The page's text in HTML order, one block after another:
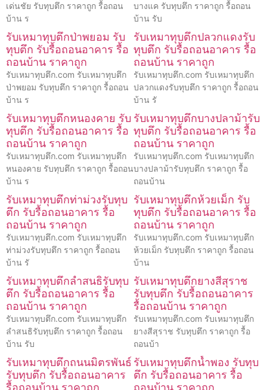
เด่นชัย รับทุบตึก ราคาถูก รื้อถอน
บ้าน ร
บางแค รับทุบตึก ราคาถูก รื้อถอน
บ้าน รับ
รับเหมาทุบตึกป่าพยอม รับ
ทุบตึก รับรื้อถอนอาคาร รื้อ
ถอนบ้าน ราคาถูก
รับเหมาทุบตึก.com รับเหมาทุบตึก
ป่าพยอม รับทุบตึก ราคาถูก รื้อถอน
บ้าน ร
รับเหมาทุบตึกปลวกแดงรับ
ทุบตึก รับรื้อถอนอาคาร รื้อ
ถอนบ้าน ราคาถูก
รับเหมาทุบตึก.com รับเหมาทุบตึก
ปลวกแดงรับทุบตึก ราคาถูก รื้อถอน
บ้าน รั
รับเหมาทุบตึกหนองคาย รับ
ทุบตึก รับรื้อถอนอาคาร รื้อ
ถอนบ้าน ราคาถูก
รับเหมาทุบตึก.com รับเหมาทุบตึก
หนองคาย รับทุบตึก ราคาถูก รื้อถอน
บ้าน ร
รับเหมาทุบตึกบางปลาม้ารับ
ทุบตึก รับรื้อถอนอาคาร รื้อ
ถอนบ้าน ราคาถูก
รับเหมาทุบตึก.com รับเหมาทุบตึก
บางปลาม้ารับทุบตึก ราคาถูก รื้อ
ถอนบ้าน
รับเหมาทุบตึกท่าม่วงรับทุบ
ตึก รับรื้อถอนอาคาร รื้อ
ถอนบ้าน ราคาถูก
รับเหมาทุบตึก.com รับเหมาทุบตึก
ท่าม่วงรับทุบตึก ราคาถูก รื้อถอน
บ้าน รั
รับเหมาทุบตึกห้วยเม็ก รับ
ทุบตึก รับรื้อถอนอาคาร รื้อ
ถอนบ้าน ราคาถูก
รับเหมาทุบตึก.com รับเหมาทุบตึก
ห้วยเม็ก รับทุบตึก ราคาถูก รื้อถอน
บ้าน
รับเหมาทุบตึกลำสนธิรับทุบ
ตึก รับรื้อถอนอาคาร รื้อ
ถอนบ้าน ราคาถูก
รับเหมาทุบตึก.com รับเหมาทุบตึก
ลำสนธิรับทุบตึก ราคาถูก รื้อถอน
บ้าน รับ
รับเหมาทุบตึกยางสีสุราช
รับทุบตึก รับรื้อถอนอาคาร
รื้อถอนบ้าน ราคาถูก
รับเหมาทุบตึก.com รับเหมาทุบตึก
ยางสีสุราช รับทุบตึก ราคาถูก รื้อ
ถอนบ้า
รับเหมาทุบตึกถนนมิตรพันธ์
รับทุบตึก รับรื้อถอนอาคาร
รับเหมาทุบตึกน้ำพอง รับทุบ
ตึก รับรื้อถอนอาคาร รื้อ